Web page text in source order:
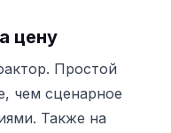
цену
Простой
чем сценарное
Также на